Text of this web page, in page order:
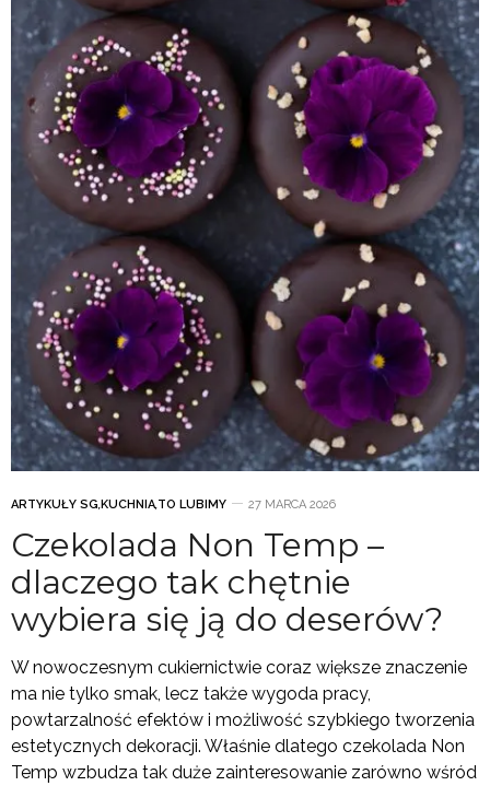
ARTYKUŁY SG,KUCHNIA,TO LUBIMY 27 MARCA 2026
Czekolada Non Temp –
dlaczego tak chętnie
wybiera się ją do deserów?
W nowoczesnym cukiernictwie coraz większe znaczenie
ma nie tylko smak, lecz także wygoda pracy,
powtarzalność efektów i możliwość szybkiego tworzenia
estetycznych dekoracji. Właśnie dlatego czekolada Non
Temp wzbudza tak duże zainteresowanie zarówno wśród